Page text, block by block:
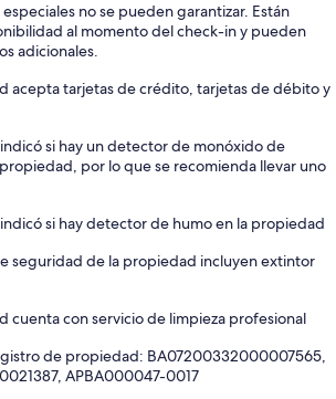
especiales no se pueden garantizar. Están
al momento del check-in y pueden
adicionales.
acepta tarjetas de crédito, tarjetas de débito y
si hay un detector de monóxido de
por lo que se recomienda llevar uno
si hay detector de humo en la propiedad
seguridad de la propiedad incluyen extintor
cuenta con servicio de limpieza profesional
de propiedad: BA07200332000007565,
APBA000047-0017